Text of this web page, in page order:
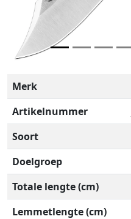
Merk
Artikelnummer
Soort
Doelgroep
Totale lengte (cm)
Lemmetlengte (cm)